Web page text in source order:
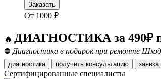
Заказать
От 1000 ₽
🔥 ДИАГНОСТИКА за 490₽
⛔ Диагностика в подарок при ремонте
диагностика получить консультацию
Сертифицированные специалисты